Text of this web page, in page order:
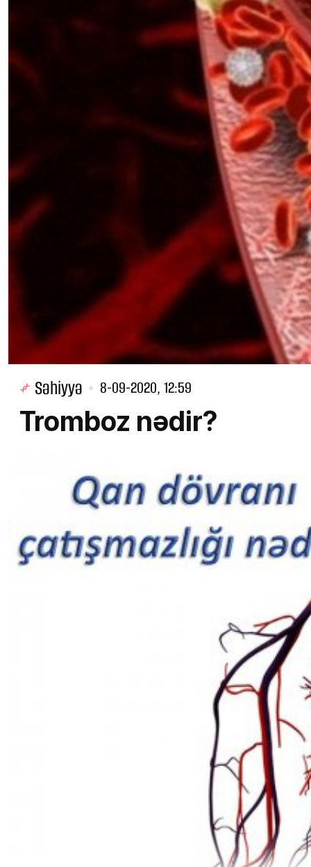
Səhiyyə 8-09-2020, 12:59
Tromboz nədir?